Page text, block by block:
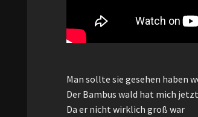
Man sollte sie gesehen haben
Der Bambus wald hat mich
Da er nicht wirklich groß war